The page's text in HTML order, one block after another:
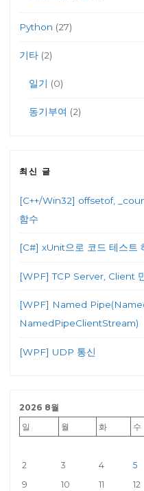
Python (27)
기타 (2)
일기 (0)
동기부여 (2)
최신 글
[C++/Win32] offsetof,
함수
[C#] xUnit으로 코드 테스트
[WPF] TCP Server, Client
[WPF] Named
NamedPipeClientStream)
[WPF] UDP 통신
2026 8월
일
월 화 수
2
3 4 5
9
10 11 12